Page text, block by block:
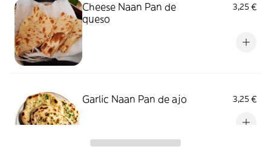
Cheese Naan Pan de
queso
3,25 €
Garlic Naan Pan de ajo 3,25 €